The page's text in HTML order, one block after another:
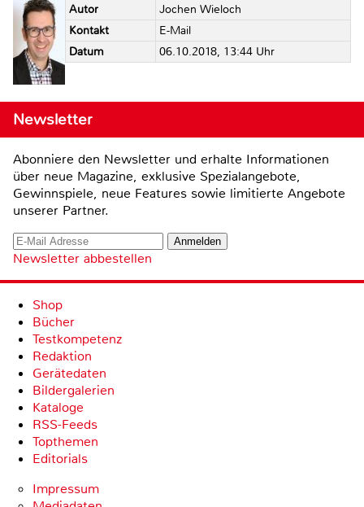
Autor
Jochen Wieloch
Kontakt
E-Mail
Datum
06.10.2018, 13:44 Uhr
Newsletter
Abonniere den Newsletter und erhalte Informationen
über neue Magazine, exklusive Spezialangebote,
Gewinnspiele, neue Features sowie limitierte Angebote
unserer Partner.
Newsletter abbestellen
Shop
Bücher
Testkompetenz
Redaktion
Gerätedaten
Bildergalerien
Kataloge
RSS-Feeds
Topthemen
Editorials
Impressum